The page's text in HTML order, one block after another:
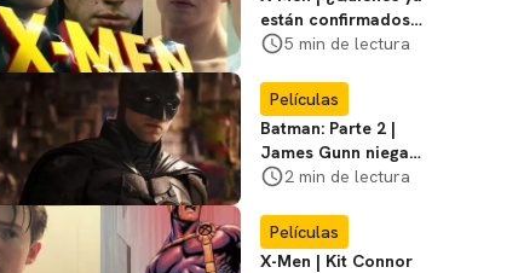
están confirmados
en la película de
favoritos
5 min de lectura
Películas
Batman: Parte 2 |
James Gunn niega
que se filme la parte
2 min de lectura
Películas
X-Men | Kit Connor